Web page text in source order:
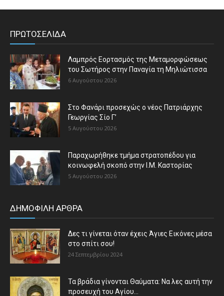
ΠΡΩΤΟΣΕΛΙΔΑ
Λαμπρός Εορτασμός της Μεταμορφώσεως
του Σωτήρος στην Παναγία τη Μηλιώτισσα
6 Αυγούστου 2026
Στο Φανάρι προσεχώς ο νέος Πατριάρχης
Γεωργίας Σίο Γ’
5 Αυγούστου 2026
Παραχωρήθηκε τμήμα στρατοπέδου για
κοινωφελή σκοπό στην Ι.Μ. Καστορίας
5 Αυγούστου 2026
ΔΗΜΟΦΙΛΗ ΑΡΘΡΑ
Δες τι γίνεται όταν έχεις Άγιες Εικόνες μέσα
στο σπίτι σου!
24 Σεπτεμβρίου 2024
Τα βράδια γίνονται Θαύματα: Να λες αυτή την
προσευχή του Αγίου...